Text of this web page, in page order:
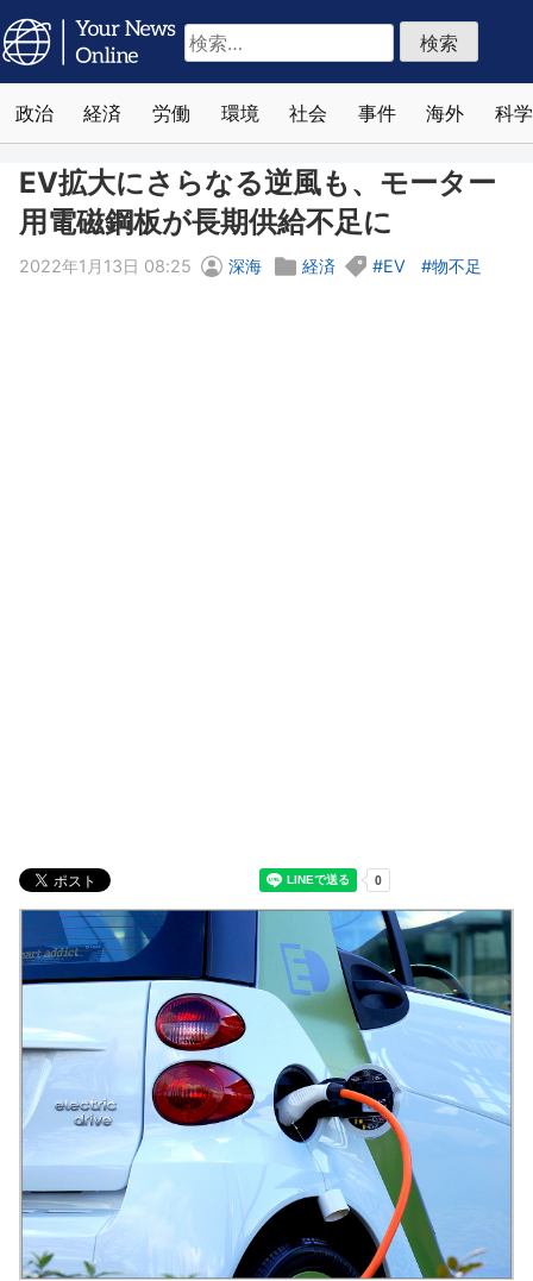
検
索:
政治 経済 労働 環境 社会 事件 海外 科学
EV拡大にさらなる逆風も、モーター
用電磁鋼板が長期供給不足に
2022年1月13日 08:25 深海 経済 EV 物不足